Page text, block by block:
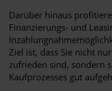
Darüber hinaus
Finanzierungs- und
Ziel ist, dass Sie nicht
zufrieden sind, sondern
Kaufprozesses gut